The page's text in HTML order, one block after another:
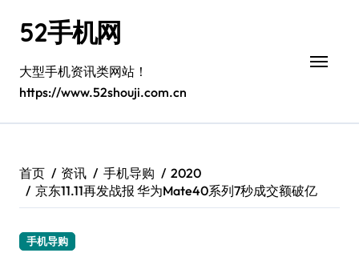
52手机网
大型手机资讯类网站！
https://www.52shouji.com.cn
首页 资讯 手机导购
2020
京东11.11再发战报 华为Mate40系列7秒成交额破亿
手机导购